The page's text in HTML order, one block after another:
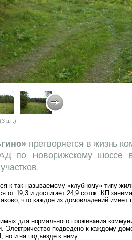
(3 шт.)
претворяется в жизнь
по Новорижскому шоссе
к так называемому «клубному» типу
от 19,3 и достигает 24,9 соток. КП
что каждое из домовладений
для нормального проживания
Электричество подведено к каждому
но и на подъезде к нему.